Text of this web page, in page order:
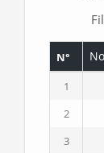
N°
1
2
3